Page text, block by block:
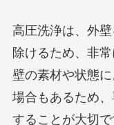
高圧洗浄は、外
除けるため、非
壁の素材や状態
場合もあるため
することが大切で